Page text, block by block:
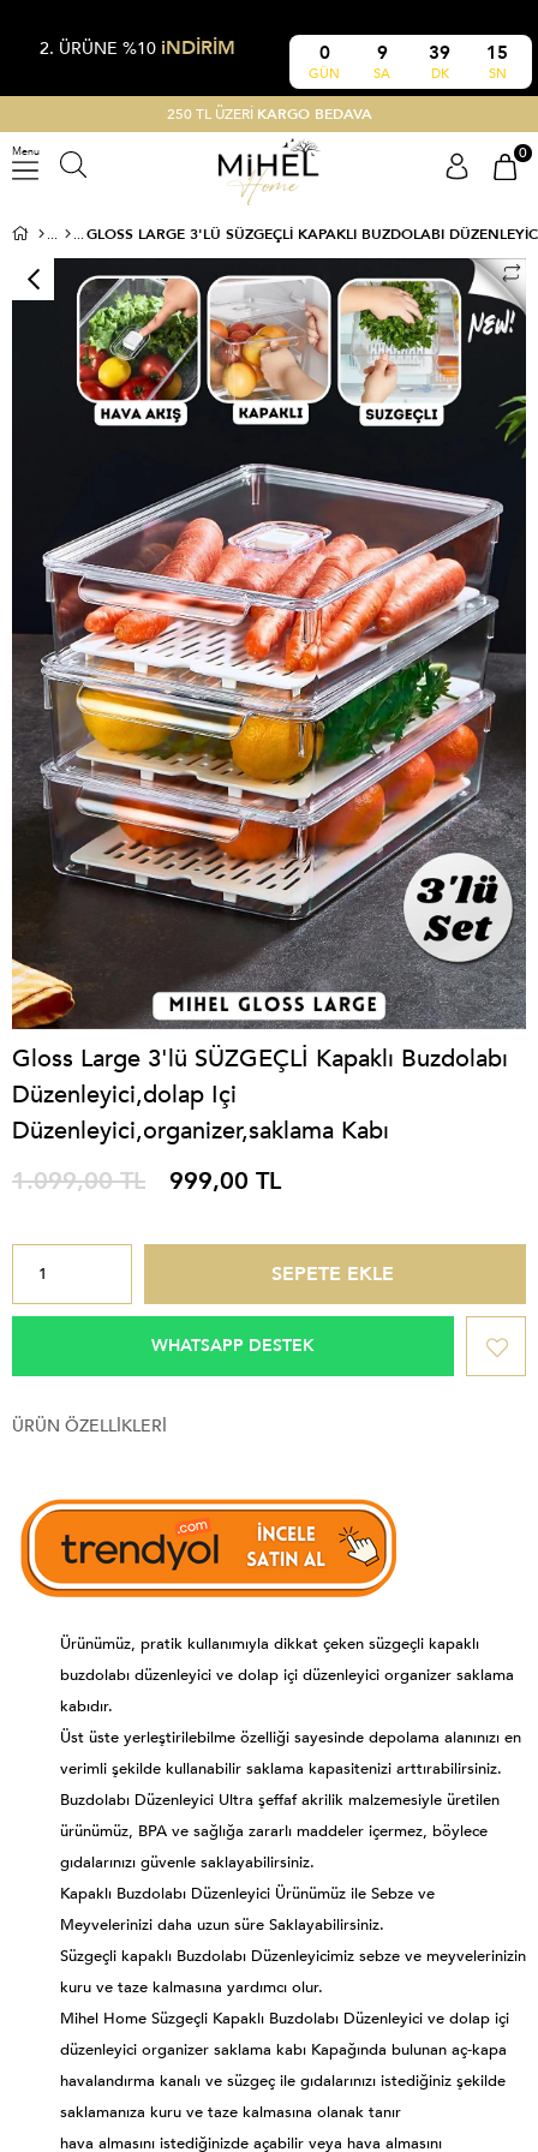
2. ÜRÜNE %10 iNDİRİM 0
GÜN
9
SA
39
DK
14
SN
250 TL ÜZERİKARGO BEDAVA
Menu 0
Gloss Large 3'lü SÜZGEÇLİ Kapaklı Buzdolabı
Düzenleyici,dolap Içi
Düzenleyici,organizer,saklama Kabı
1.099,00 TL
999,00 TL
WHATSAPP DESTEK
ÜRÜN ÖZELLIKLERI
Ürünümüz, pratik kullanımıyla dikkat çeken süzgeçli kapaklı
buzdolabı düzenleyici ve dolap içi düzenleyici organizer saklama
kabıdır.
Üst üste yerleştirilebilme özelliği sayesinde depolama alanınızı en
verimli şekilde kullanabilir saklama kapasitenizi arttırabilirsiniz.
Buzdolabı Düzenleyici Ultra şeffaf akrilik malzemesiyle üretilen
ürünümüz, BPA ve sağlığa zararlı maddeler içermez, böylece
gıdalarınızı güvenle saklayabilirsiniz.
Kapaklı Buzdolabı Düzenleyici Ürünümüz ile Sebze ve
Meyvelerinizi daha uzun süre Saklayabilirsiniz.
Süzgeçli kapaklı Buzdolabı Düzenleyicimiz sebze ve meyvelerinizin
kuru ve taze kalmasına yardımcı olur.
Mihel Home Süzgeçli Kapaklı Buzdolabı Düzenleyici ve dolap içi
düzenleyici organizer saklama kabı Kapağında bulunan aç-kapa
havalandırma kanalı ve süzgeç ile gıdalarınızı istediğiniz şekilde
saklamanıza kuru ve taze kalmasına olanak tanır
hava almasını istediğinizde açabilir veya hava almasını